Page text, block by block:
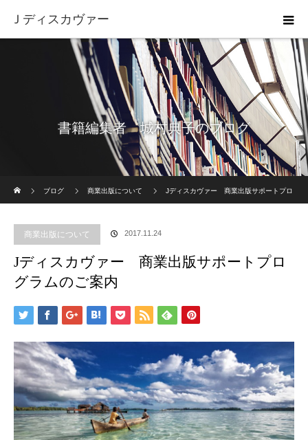
Ｊディスカヴァー
書籍編集者 城村典子のブログ
ブログ
商業出版について Jディスカヴァー 商業出版サポートプロ
商業出版について 2017.11.24
Jディスカヴァー 商業出版サポートプロ
グラムのご案内